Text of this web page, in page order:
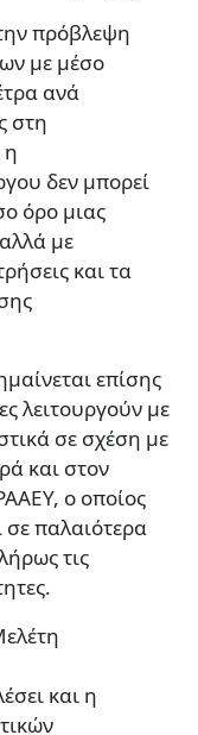
πρόβλεψη
με μέσο
ανά
στη
η
δεν μπορεί
όρο μιας
με
και τα
επίσης
λειτουργούν με
σε σχέση με
και στον
ο οποίος
σε παλαιότερα
τις
και η